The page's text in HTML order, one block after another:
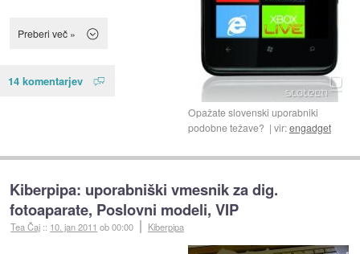
Opažate slovenski uporabniki
podobne težave?
vir:engadget
Preberi več »
14 komentarjev
Kiberpipa: uporabniški vmesnik za dig.
fotoaparate, Poslovni modeli, VIP
Tea Čaj :: 10. jan 2011 ob 00:00 Kiberpipa